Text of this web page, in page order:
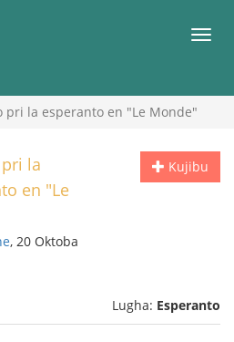
pri la esperanto en "Le Monde"
Kujibu
la
en "Le
, 20 Oktoba
Lugha: Esperanto